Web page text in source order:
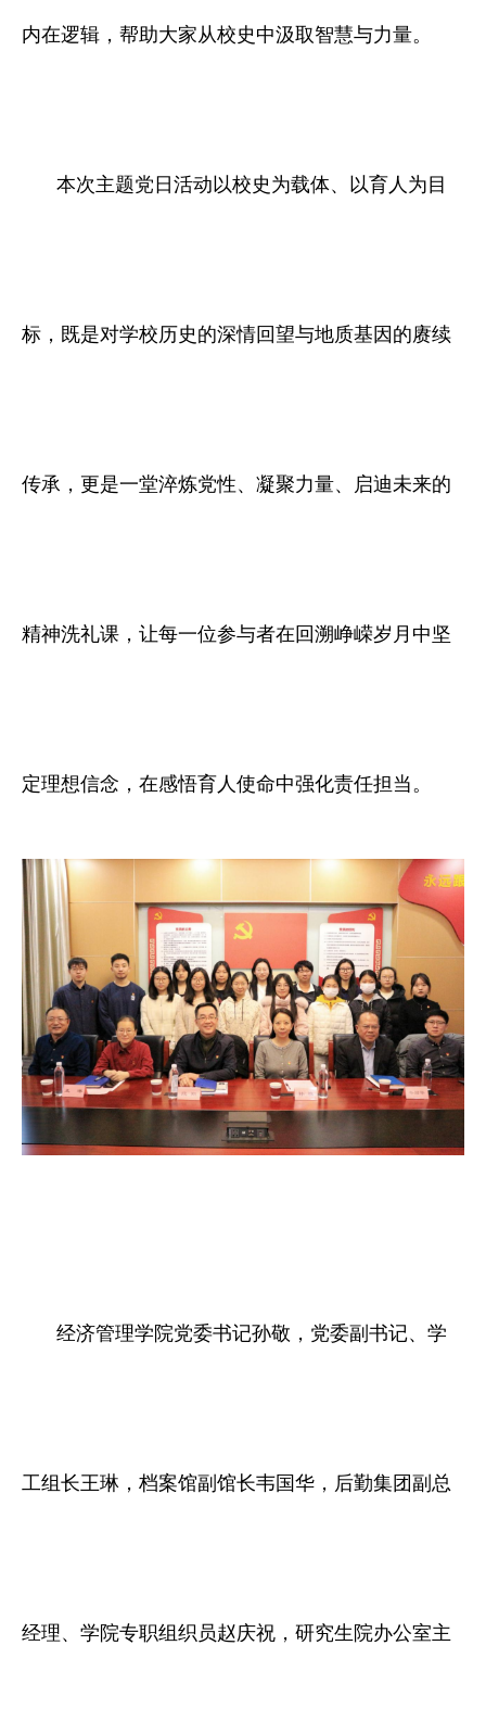
内在逻辑，帮助大家从校史中汲取智慧与力量。
本次主题党日活动以校史为载体、以育人为目
标，既是对学校历史的深情回望与地质基因的赓续
传承，更是一堂淬炼党性、凝聚力量、启迪未来的
精神洗礼课，让每一位参与者在回溯峥嵘岁月中坚
定理想信念，在感悟育人使命中强化责任担当。
经济管理学院党委书记孙敬，党委副书记、学
工组长王琳，档案馆副馆长韦国华，后勤集团副总
经理、学院专职组织员赵庆祝，研究生院办公室主